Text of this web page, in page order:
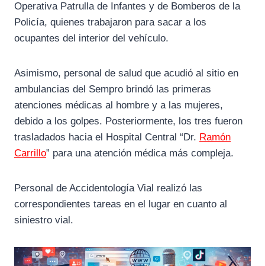
Operativa Patrulla de Infantes y de Bomberos de la
Policía, quienes trabajaron para sacar a los
ocupantes del interior del vehículo.
Asimismo, personal de salud que acudió al sitio en
ambulancias del Sempro brindó las primeras
atenciones médicas al hombre y a las mujeres,
debido a los golpes. Posteriormente, los tres fueron
trasladados hacia el Hospital Central “Dr. Ramón
Carrillo” para una atención médica más compleja.
Personal de Accidentología Vial realizó las
correspondientes tareas en el lugar en cuanto al
siniestro vial.